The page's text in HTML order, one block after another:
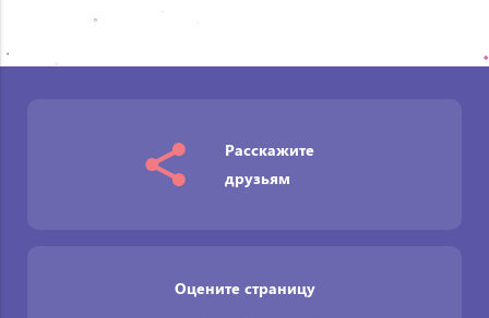
Расскажите
друзьям
Оцените страницу